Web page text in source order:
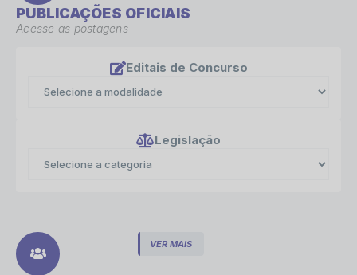
PUBLICAÇÕES OFICIAIS
Acesse as postagens
Editais de Concurso
Legislação
VER MAIS